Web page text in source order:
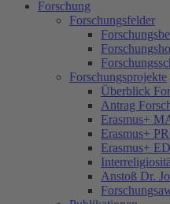
Forschung
Forschungsfelder
Forschungsprojekte
Überblick
Antrag
Erasmus+
Erasmus+
Erasmus+
Anstoß Dr.